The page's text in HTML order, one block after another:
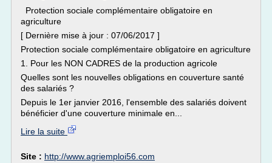
Protection sociale complémentaire obligatoire en
agriculture
[ Dernière mise à jour : 07/06/2017 ]
Protection sociale complémentaire obligatoire en agriculture
1. Pour les NON CADRES de la production agricole
Quelles sont les nouvelles obligations en couverture santé
des salariés ?
Depuis le 1er janvier 2016, l'ensemble des salariés doivent
bénéficier d'une couverture minimale en...
Lire la suite
Site : http://www.agriemploi56.com